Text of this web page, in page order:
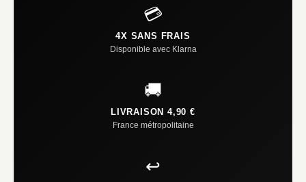
💳
4X SANS FRAIS
Disponible avec Klarna
🚚
LIVRAISON 4,90 €
France métropolitaine
↩️